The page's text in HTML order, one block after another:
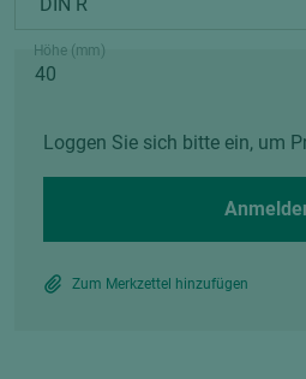
Höhe (mm)
Loggen Sie sich bitte ein, um
Zum Merkzettel hinzufügen